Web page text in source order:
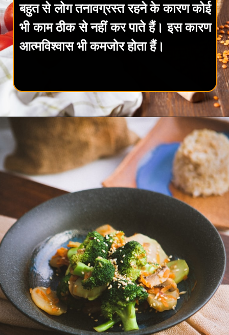
बहुत से लोग तनावग्रस्त रहने के कारण कोई
भी काम ठीक से नहीं कर पाते हैं। इस कारण
आत्मविश्वास भी कमजोर होता हैं।